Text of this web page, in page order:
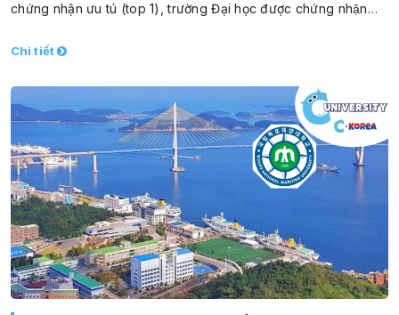
chứng nhận ưu tú (top 1), trường Đại học được chứng nhận…
Chi tiết